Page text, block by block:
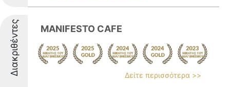
Διακριθέντες MANIFESTO CAFE
Δείτε περισσότερα >>